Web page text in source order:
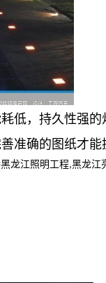
，持久性强的
准确的图纸才能
龙江照明工程,黑龙